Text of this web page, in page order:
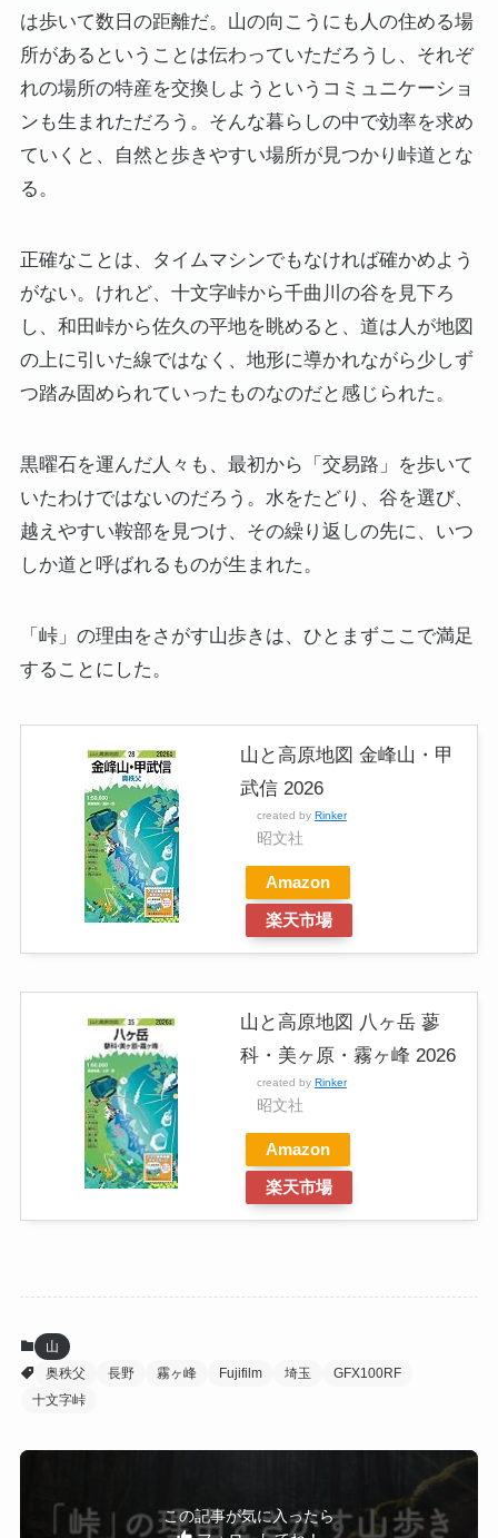
は歩いて数日の距離だ。山の向こうにも人の住める場
所があるということは伝わっていただろうし、それぞ
れの場所の特産を交換しようというコミュニケーショ
ンも生まれただろう。そんな暮らしの中で効率を求め
ていくと、自然と歩きやすい場所が見つかり峠道とな
る。
正確なことは、タイムマシンでもなければ確かめよう
がない。けれど、十文字峠から千曲川の谷を見下ろ
し、和田峠から佐久の平地を眺めると、道は人が地図
の上に引いた線ではなく、地形に導かれながら少しず
つ踏み固められていったものなのだと感じられた。
黒曜石を運んだ人々も、最初から「交易路」を歩いて
いたわけではないのだろう。水をたどり、谷を選び、
越えやすい鞍部を見つけ、その繰り返しの先に、いつ
しか道と呼ばれるものが生まれた。
「峠」の理由をさがす山歩きは、ひとまずここで満足
することにした。
山と高原地図 金峰山・甲
武信 2026
created by Rinker
昭文社
Amazon
楽天市場
山と高原地図 八ヶ岳 蓼
科・美ヶ原・霧ヶ峰 2026
created by Rinker
昭文社
Amazon
楽天市場
山
奥秩父
長野 霧ヶ峰 Fujifilm 埼玉
GFX100RF
十文字峠
この記事が気に入ったら